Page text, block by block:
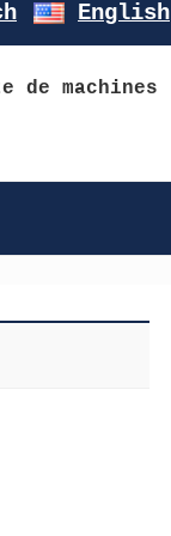
English
de machines